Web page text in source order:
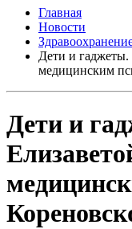
Главная
Новости
Дети и гаджеты.
медицинским
Дети и